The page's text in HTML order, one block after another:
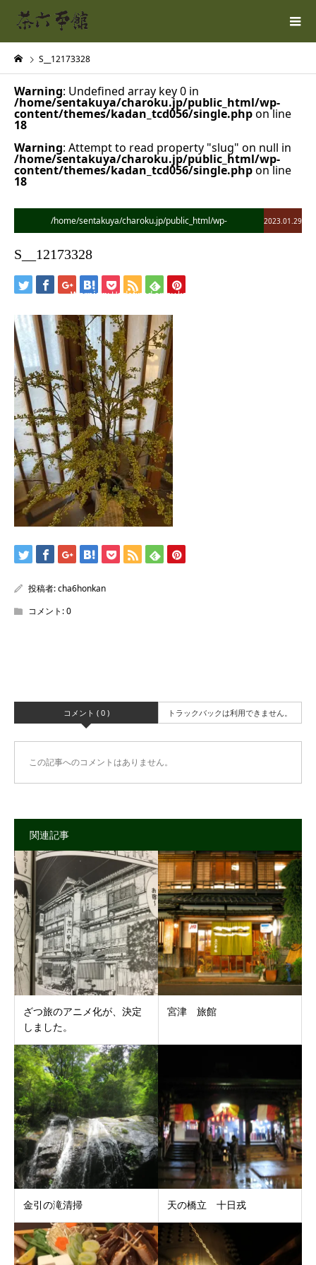
S__12173328
Warning: Undefined array key 0 in
/home/sentakuya/charoku.jp/public_html/wp-
content/themes/kadan_tcd056/single.phpon line
18
Warning: Attempt to read property "slug" on null in
/home/sentakuya/charoku.jp/public_html/wp-
content/themes/kadan_tcd056/single.phpon line
18
/home/sentakuya/charoku.jp/public_html/wp-
Warning: Undefined array key 0 in
/home/sentakuya/charoku.jp/public_html/wp-
content/themes/kadan_tcd056/single.php
Warning: Attempt to read property "name" on null in
/home/sentakuya/charoku.jp/public_html/wp-
content/themes/kadan_tcd056/single.php
2023.01.29
S__12173328
投稿者:cha6honkan
コメント:0
コメント ( 0 ) トラックバックは利用できません。
この記事へのコメントはありません。
関連記事
ざつ旅のアニメ化が、決定
しました。
宮津 旅館
金引の滝清掃 天の橋立 十日戎